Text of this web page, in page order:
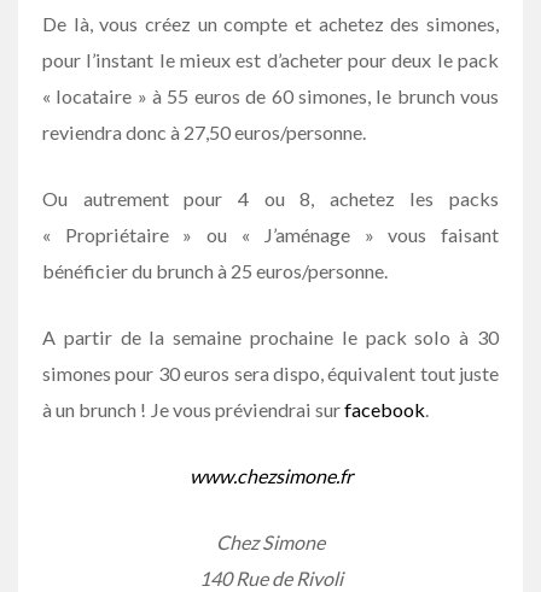
De là, vous créez un compte et achetez des simones,
pour l’instant le mieux est d’acheter pour deux le pack
« locataire » à 55 euros de 60 simones, le brunch vous
reviendra donc à 27,50 euros/personne.
Ou autrement pour 4 ou 8, achetez les packs
« Propriétaire » ou « J’aménage » vous faisant
bénéficier du brunch à 25 euros/personne.
A partir de la semaine prochaine le pack solo à 30
simones pour 30 euros sera dispo, équivalent tout juste
à un brunch ! Je vous préviendrai surfacebook.
www.chezsimone.fr
Chez Simone
140 Rue de Rivoli